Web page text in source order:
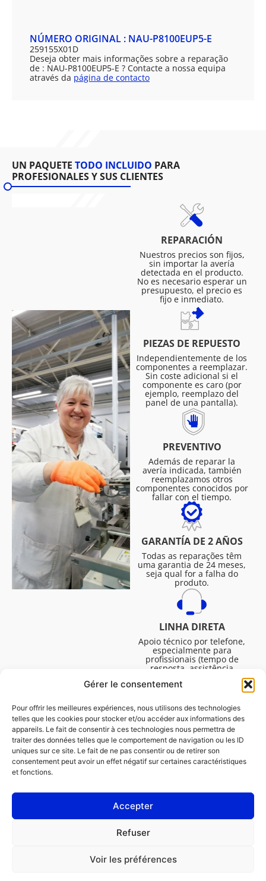
Gérer le consentement
Pour offrir les meilleures expériences, nous utilisons des technologies
telles que les cookies pour stocker et/ou accéder aux informations des
appareils. Le fait de consentir à ces technologies nous permettra de
traiter des données telles que le comportement de navigation ou les ID
uniques sur ce site. Le fait de ne pas consentir ou de retirer son
consentement peut avoir un effet négatif sur certaines caractéristiques
et fonctions.
Accepter
Refuser
Voir les préférences
NÚMERO ORIGINAL : NAU-P8100EUP5-E
259155X01D
Deseja obter mais informações sobre a reparação
de : NAU-P8100EUP5-E ? Contacte a nossa equipa
através da página de contacto
UN PAQUETE TODO INCLUIDO PARA
PROFESIONALES Y SUS CLIENTES
REPARACIÓN
Nuestros precios son fijos,
sin importar la avería
detectada en el producto.
No es necesario esperar un
presupuesto, el precio es
fijo e inmediato.
PIEZAS DE REPUESTO
Independientemente de los
componentes a reemplazar.
Sin coste adicional si el
componente es caro (por
ejemplo, reemplazo del
panel de una pantalla).
PREVENTIVO
Además de reparar la
avería indicada, también
reemplazamos otros
componentes conocidos por
fallar con el tiempo.
GARANTÍA DE 2 AÑOS
Todas as reparações têm
uma garantia de 24 meses,
seja qual for a falha do
produto.
LINHA DIRETA
Apoio técnico por telefone,
especialmente para
profissionais (tempo de
resposta, assistência
técnica, etc.). De segunda a
sexta-feira, das 08:30 às